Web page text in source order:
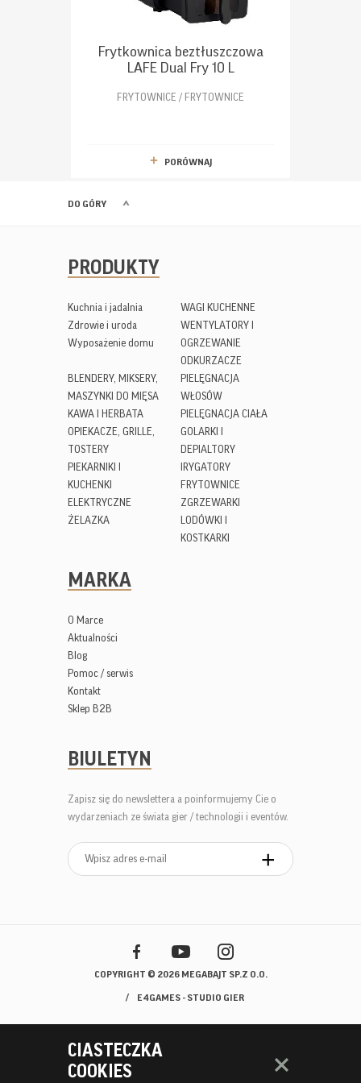
Frytkownica beztłuszczowa
LAFE Dual Fry 10 L
FRYTOWNICE / FRYTOWNICE
PORÓWNAJ
DO GÓRY
PRODUKTY
Kuchnia i jadalnia
Zdrowie i uroda
Wyposażenie domu
BLENDERY, MIKSERY,
MASZYNKI DO MIĘSA
KAWA I HERBATA
OPIEKACZE, GRILLE,
TOSTERY
PIEKARNIKI I
KUCHENKI
ELEKTRYCZNE
ŻELAZKA
WAGI KUCHENNE
WENTYLATORY I
OGRZEWANIE
ODKURZACZE
PIELĘGNACJA
WŁOSÓW
PIELĘGNACJA CIAŁA
GOLARKI I
DEPIALTORY
IRYGATORY
FRYTOWNICE
ZGRZEWARKI
LODÓWKI I
KOSTKARKI
MARKA
O Marce
Aktualności
Blog
Pomoc / serwis
Kontakt
Sklep B2B
BIULETYN
Zapisz się do newslettera a poinformujemy Cie o
wydarzeniach ze świata gier / technologii i eventów.
COPYRIGHT © 2026 MEGABAJT SP.Z O.O.
E4GAMES - STUDIO GIER
CIASTECZKA
COOKIES